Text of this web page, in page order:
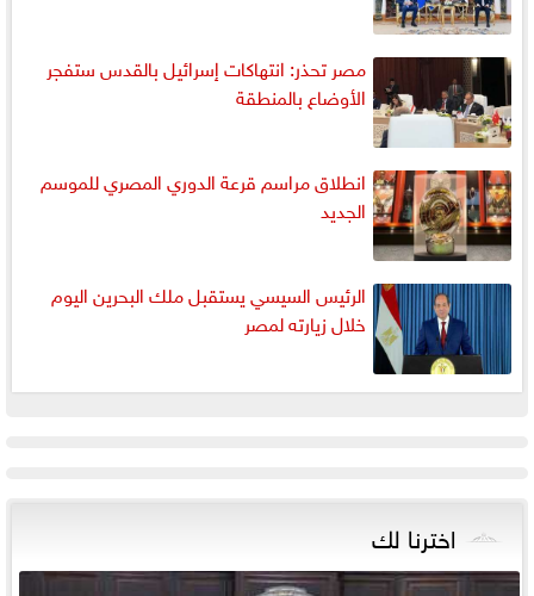
مصر تحذر: انتهاكات إسرائيل بالقدس ستفجر
الأوضاع بالمنطقة
انطلاق مراسم قرعة الدوري المصري للموسم
الجديد
الرئيس السيسي يستقبل ملك البحرين اليوم
خلال زيارته لمصر
اخترنا لك